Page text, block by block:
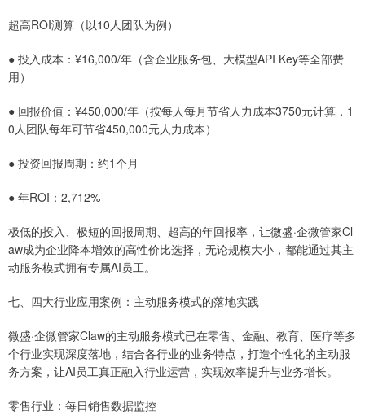
超高ROI测算（以10人团队为例）
● 投入成本：¥16,000/年（含企业服务包、大模型API Key等全部费
用）
● 回报价值：¥450,000/年（按每人每月节省人力成本3750元计算，1
0人团队每年可节省450,000元人力成本）
● 投资回报周期：约1个月
● 年ROI：2,712%
极低的投入、极短的回报周期、超高的年回报率，让微盛·企微管家Cl
aw成为企业降本增效的高性价比选择，无论规模大小，都能通过其主
动服务模式拥有专属AI员工。
七、四大行业应用案例：主动服务模式的落地实践
微盛·企微管家Claw的主动服务模式已在零售、金融、教育、医疗等多
个行业实现深度落地，结合各行业的业务特点，打造个性化的主动服
务方案，让AI员工真正融入行业运营，实现效率提升与业务增长。
零售行业：每日销售数据监控